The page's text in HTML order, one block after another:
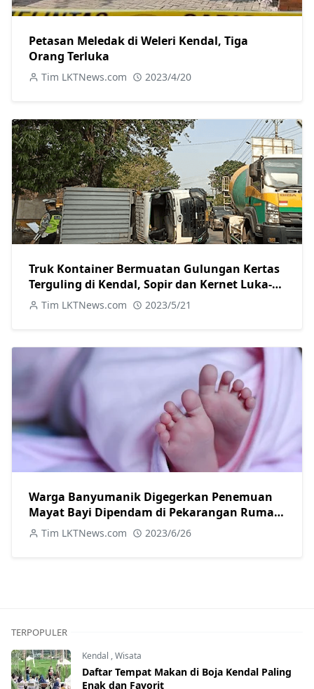
Petasan Meledak di Weleri Kendal, Tiga
Orang Terluka
Tim LKTNews.com 2023/4/20
Truk Kontainer Bermuatan Gulungan Kertas
Terguling di Kendal, Sopir dan Kernet Luka-
Luka
Tim LKTNews.com 2023/5/21
Warga Banyumanik Digegerkan Penemuan
Mayat Bayi Dipendam di Pekarangan Rumah,
Polisi Selidiki
Tim LKTNews.com 2023/6/26
TERPOPULER
Kendal ,Wisata
Daftar Tempat Makan di Boja Kendal Paling
Enak dan Favorit